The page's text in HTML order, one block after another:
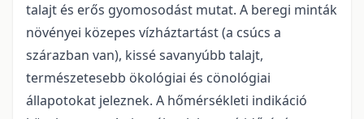
talajt és erős gyomosodást mutat. A beregi minták
növényei közepes vízháztartást (a csúcs a
szárazban van), kissé savanyúbb talajt,
természetesebb ökológiai és cönológiai
állapotokat jeleznek. A hőmérsékleti indikáció